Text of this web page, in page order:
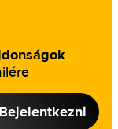
Bejelentkezni